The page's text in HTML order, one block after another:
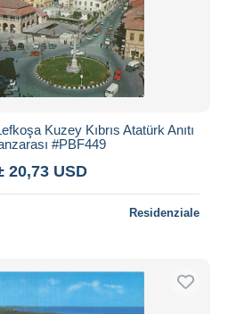
Aggiorna
Kuzey Kıbrıs Atatürk Anıtı
#PBF449
20,73 USD
Residenziale